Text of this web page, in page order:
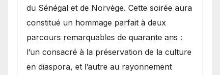
du Sénégal et de Norvège. Cette soirée aura
constitué un hommage parfait à deux
parcours remarquables de quarante ans :
l’un consacré à la préservation de la culture
en diaspora, et l’autre au rayonnement